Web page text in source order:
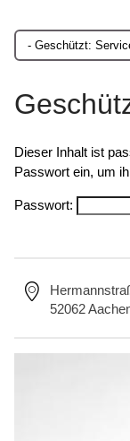
Dieser Inhalt ist
Passwort ein, um
Passwort:
52062